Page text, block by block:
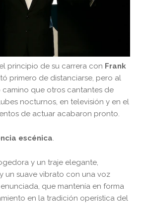
principio de su carrera con Frank
primero de distanciarse, pero al
camino que otros cantantes de
nocturnos, en televisión y en el
de actuar acabaron pronto.
escénica.
y un traje elegante,
un suave vibrato con una voz
que mantenía en forma
en la tradición operística del